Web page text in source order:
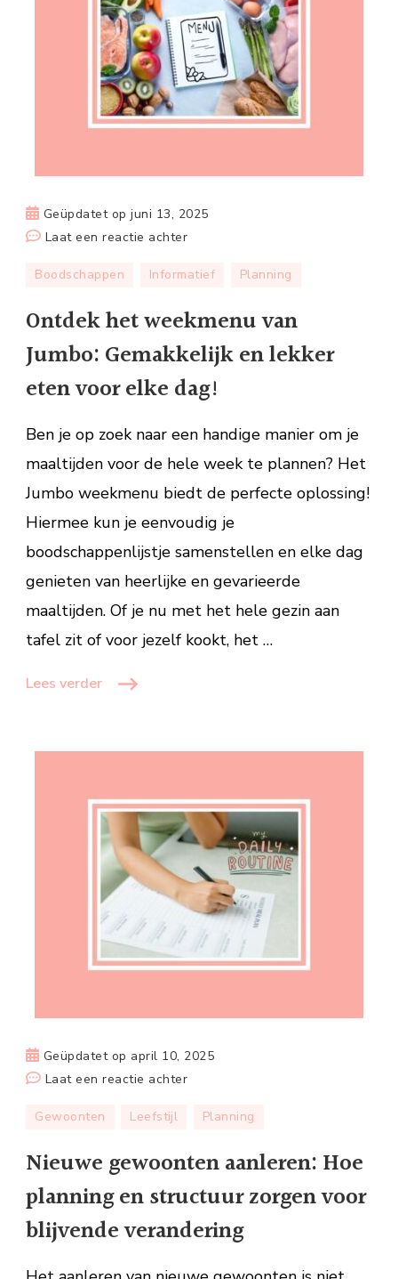
Geüpdatet opjuni 13, 2025
Laat een reactie achterop
het
van
Jumbo:
en
eten
voor
elke
dag!
Boodschappen Informatief Planning
Ontdek het weekmenu van
Jumbo: Gemakkelijk en lekker
eten voor elke dag!
Ben je op zoek naar een handige manier om je
maaltijden voor de hele week te plannen? Het
Jumbo weekmenu biedt de perfecte oplossing!
Hiermee kun je eenvoudig je
boodschappenlijstje samenstellen en elke dag
genieten van heerlijke en gevarieerde
maaltijden. Of je nu met het hele gezin aan
tafel zit of voor jezelf kookt, het …
Lees verder
Geüpdatet op april 10, 2025
Laat een reactie achterop
gewoonten
Hoe
planning
en
structuur
Gewoonten Leefstijl Planning
Nieuwe gewoonten aanleren: Hoe
planning en structuur zorgen voor
blijvende verandering